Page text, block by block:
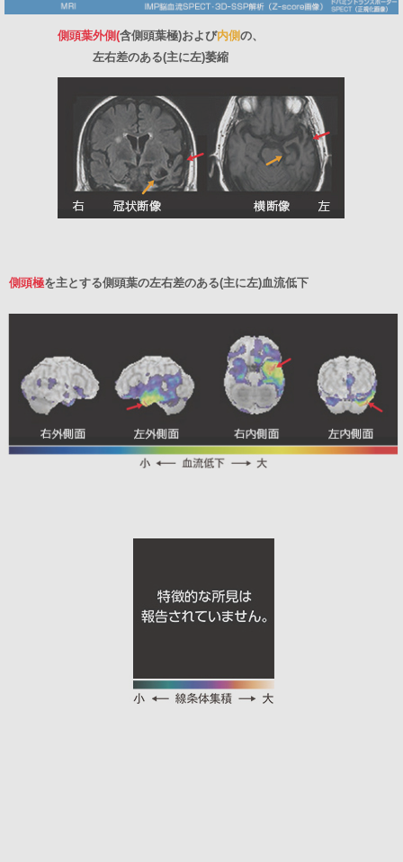
側頭葉外側(含側頭葉極)および内側の、
左右差のある(主に左)萎縮
側頭極を主とする側頭葉の左右差のある(主に左)血流低下